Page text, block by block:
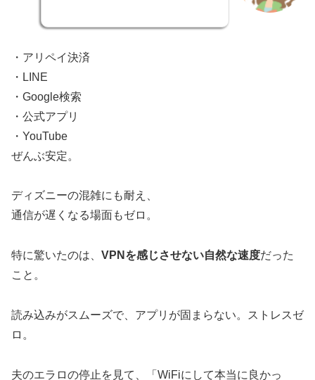
・アリペイ決済
・LINE
・Google検索
・公式アプリ
・YouTube
ぜんぶ安定。
ディズニーの混雑にも耐え、
通信が遅くなる場面もゼロ。
特に驚いたのは、 VPNを感じさせない自然な速度だった
こと。
読み込みがスムーズで、アプリが固まらない。ストレスゼ
ロ。
夫のエラロの停止を見て、「WiFiにして本当に良かっ